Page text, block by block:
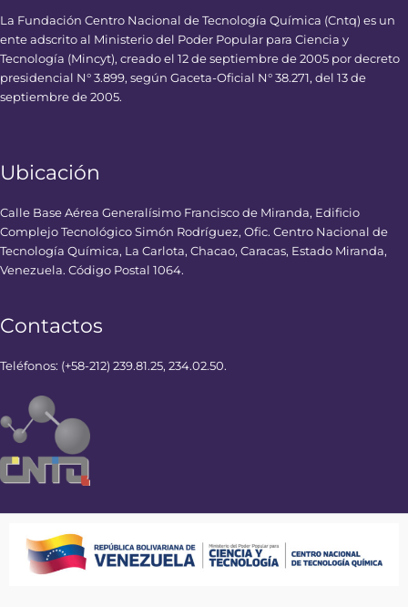
La Fundación Centro Nacional de Tecnología Química (Cntq) es un
ente adscrito al Ministerio del Poder Popular para Ciencia y
Tecnología (Mincyt), creado el 12 de septiembre de 2005 por decreto
presidencial N° 3.899, según Gaceta-Oficial N° 38.271, del 13 de
septiembre de 2005.
Ubicación
Calle Base Aérea Generalísimo Francisco de Miranda, Edificio
Complejo Tecnológico Simón Rodríguez, Ofic. Centro Nacional de
Tecnología Química, La Carlota, Chacao, Caracas, Estado Miranda,
Venezuela. Código Postal 1064.
Contactos
Teléfonos: (+58-212) 239.81.25, 234.02.50.